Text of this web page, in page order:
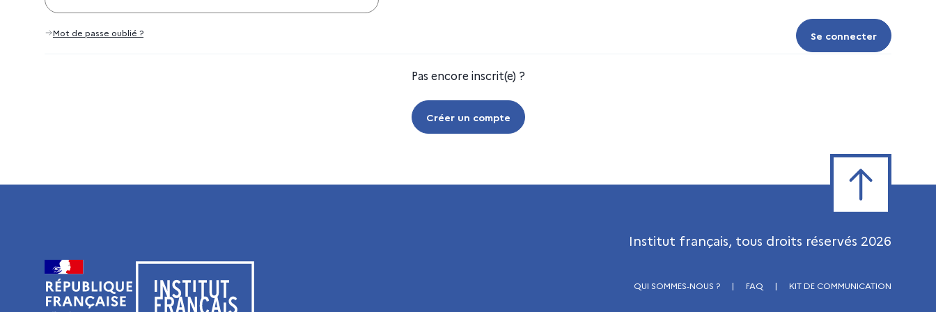
Se connecter
Se connecter
Mot de passe oublié ?
Pas encore inscrit(e) ?
Créer un compte
Visiter le site de l’Institut français
Institut français, tous droits réservés 2026
QUI SOMMES-NOUS ? | FAQ | KIT DE COMMUNICATION